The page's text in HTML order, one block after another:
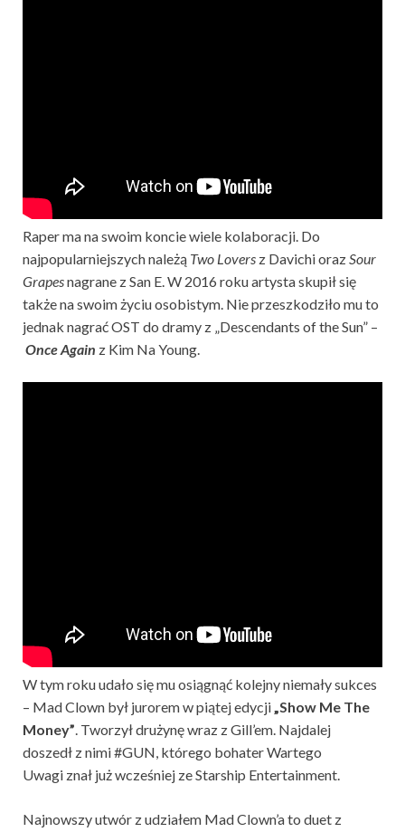
Raper ma na swoim koncie wiele kolaboracji. Do
najpopularniejszych należą Two Lovers z Davichi orazSour
Grapesnagrane z San E. W 2016 roku artysta skupił się
także na swoim życiu osobistym. Nie przeszkodziło mu to
jednak nagrać OST do dramy z „Descendants of the Sun” –
Once Again z Kim Na Young.
W tym roku udało się mu osiągnąć kolejny niemały sukces
– Mad Clown był jurorem w piątej edycji„Show Me The
Money”. Tworzył drużynę wraz z Gill’em. Najdalej
doszedł z nimi #GUN, którego bohater Wartego
Uwagi znał już wcześniej ze Starship Entertainment.
Najnowszy utwór z udziałem Mad Clown’a to duet z